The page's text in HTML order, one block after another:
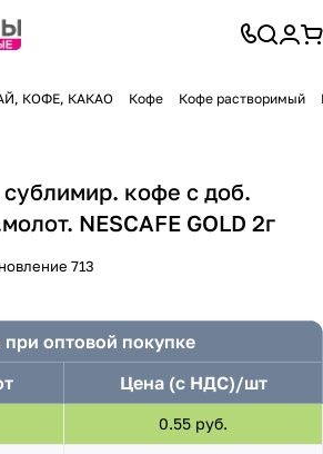
КОФЕ, КАКАО Кофе Кофе растворимый
сублимир. кофе с доб.
NESCAFE GOLD 2г
713
оптовой покупке
Цена (с НДС)/шт
0.55 руб.